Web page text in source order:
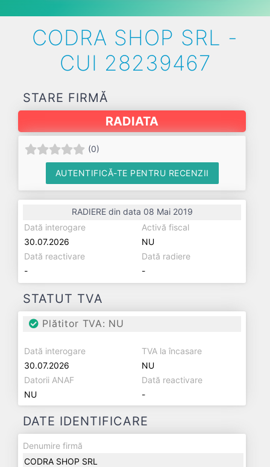
CODRA SHOP SRL -
CUI 28239467
STARE FIRMĂ
RADIATA
(0)
AUTENTIFICĂ-TE PENTRU RECENZII
RADIERE din data 08 Mai 2019
Dată interogare
30.07.2026
Activă fiscal
NU
Dată reactivare
-
Dată radiere
-
STATUT TVA
Plătitor TVA: NU
Dată interogare
30.07.2026
TVA la încasare
NU
Datorii ANAF
NU
Dată reactivare
-
DATE IDENTIFICARE
Denumire firmă
CODRA SHOP SRL